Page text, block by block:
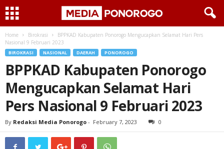
Home Birokrasi
BPPKAD Kabupaten Ponorogo Mengucapkan Selamat Hari Pers
Nasional 9 Februari 2023
BIROKRASI NASIONAL DAERAH PONOROGO
BPPKAD Kabupaten Ponorogo
Mengucapkan Selamat Hari
Pers Nasional 9 Februari 2023
By Redaksi Media Ponorogo - February 7, 2023 0